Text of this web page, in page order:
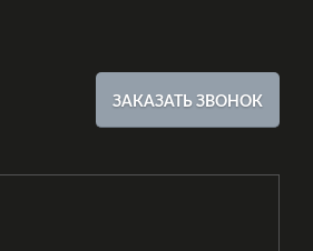
ЗАКАЗАТЬ ЗВОНОК